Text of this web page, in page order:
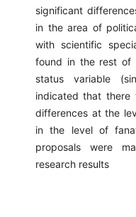
significant
in the area of
with scientific
found in the rest of
status variable
indicated that there
differences at the
in the level of
proposals were
research results